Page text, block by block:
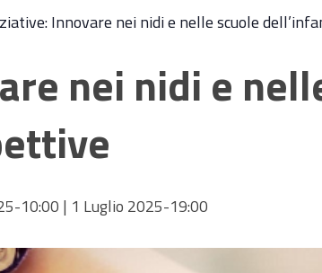
Innovare nei nidi e nelle scuole
nei nidi e
10:00 | 1 Luglio 2025-19:00